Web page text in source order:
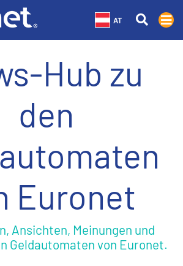
AT
Hub zu
den
Euronet
Ansichten, Meinungen und
Geldautomaten von Euronet.